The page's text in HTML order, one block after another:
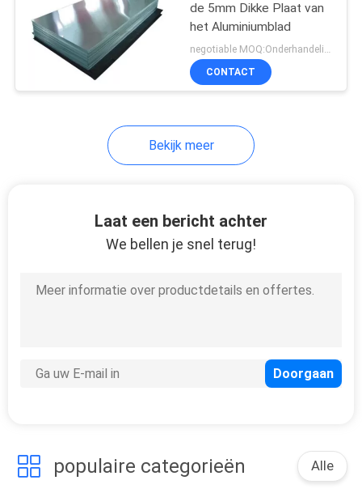
De Plaat van het
vliegtuigenaluminium
de plaat van de
aluminiumdiamant
De Plaat van de
de 5mm Dikke Plaat van
het Aluminiumblad
CONTACT
Bekijk meer
Laat een bericht achter
We bellen je snel terug!
populaire categorieën Alle